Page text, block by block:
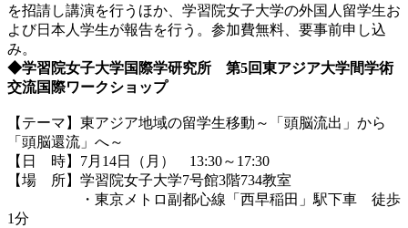
を招請し講演を行うほか、学習院女子大学の外国人留学生お
よび日本人学生が報告を行う。参加費無料、要事前申し込
み。
◆学習院女子大学国際学研究所 第5回東アジア大学間学術
交流国際ワークショップ
【テーマ】東アジア地域の留学生移動～「頭脳流出」から
「頭脳還流」へ～
【日 時】7月14日（月） 13:30～17:30
【場 所】学習院女子大学7号館3階734教室
・東京メトロ副都心線「西早稲田」駅下車 徒歩
1分